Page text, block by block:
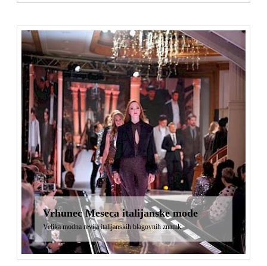
Vrhunec Meseca italijanske mode
Velika modna revija italijanskih blagovnih znamk